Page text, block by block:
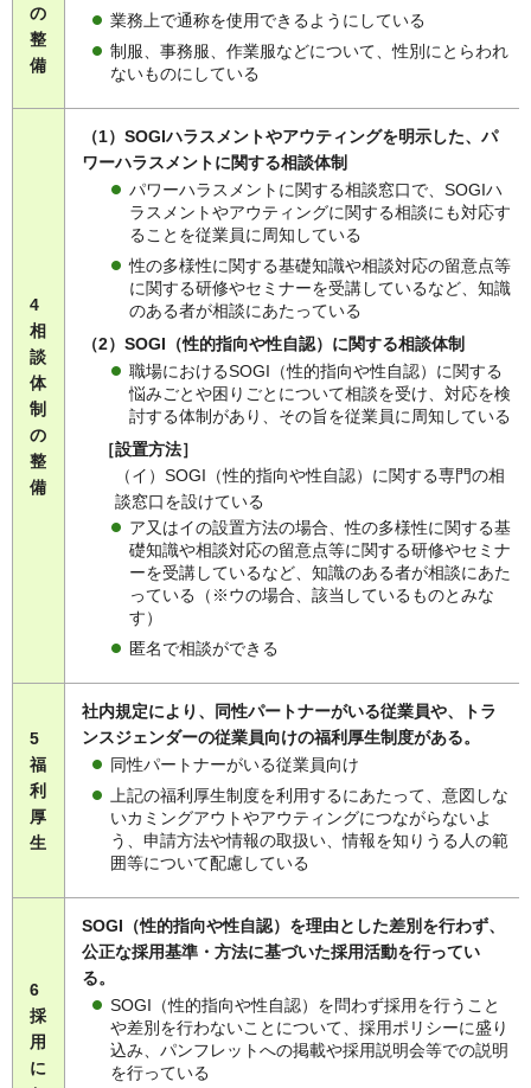
の
整
備
業務上で通称を使用できるようにしている
制服、事務服、作業服などについて、性別にとらわれ
ないものにしている
4
相
談
体
制
の
整
備
（1）SOGIハラスメントやアウティングを明示した、パ
ワーハラスメントに関する相談体制
パワーハラスメントに関する相談窓口で、SOGIハ
ラスメントやアウティングに関する相談にも対応す
ることを従業員に周知している
性の多様性に関する基礎知識や相談対応の留意点等
に関する研修やセミナーを受講しているなど、知識
のある者が相談にあたっている
（2）SOGI（性的指向や性自認）に関する相談体制
職場におけるSOGI（性的指向や性自認）に関する
悩みごとや困りごとについて相談を受け、対応を検
討する体制があり、その旨を従業員に周知している
［設置方法］
（イ）SOGI（性的指向や性自認）に関する専門の相
談窓口を設けている
ア又はイの設置方法の場合、性の多様性に関する基
礎知識や相談対応の留意点等に関する研修やセミナ
ーを受講しているなど、知識のある者が相談にあた
っている（※ウの場合、該当しているものとみな
す）
匿名で相談ができる
5
福
利
厚
生
社内規定により、同性パートナーがいる従業員や、トラ
ンスジェンダーの従業員向けの福利厚生制度がある。
同性パートナーがいる従業員向け
上記の福利厚生制度を利用するにあたって、意図しな
いカミングアウトやアウティングにつながらないよ
う、申請方法や情報の取扱い、情報を知りうる人の範
囲等について配慮している
6
採
用
に
SOGI（性的指向や性自認）を理由とした差別を行わず、
公正な採用基準・方法に基づいた採用活動を行ってい
る。
SOGI（性的指向や性自認）を問わず採用を行うこと
や差別を行わないことについて、採用ポリシーに盛り
込み、パンフレットへの掲載や採用説明会等での説明
を行っている